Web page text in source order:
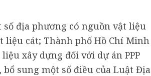
địa phương có nguồn vật liệu
liệu cát; Thành phố Hồ Chí Minh
xây dựng đối với dự án PPP
sung một số điều của Luật Địa